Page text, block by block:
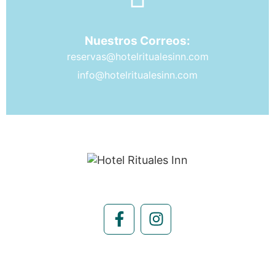
Nuestros Correos:
reservas@hotelritualesinn.com
info@hotelritualesinn.com